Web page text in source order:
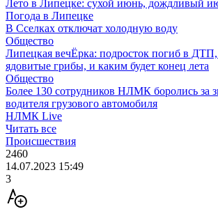
Лето в Липецке: сухой июнь, дождливый
Погода в Липецке
В Сселках отключат холодную воду
Общество
Липецкая вечЁрка: подросток погиб в ДТП,
ядовитые грибы, и каким будет конец лета
Общество
Более 130 сотрудников НЛМК боролись за
водителя грузового автомобиля
НЛМК Live
Читать все
Происшествия
2460
14.07.2023 15:49
3